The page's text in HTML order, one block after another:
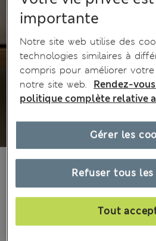
38 les commentaires reçus
8.95 €-14.00 €
Tous les prix incluent les taxes et les frais
importante
Notre site web utilise des
technologies similaires à
compris pour améliorer
notre site web.
Rendez-
politique complète relative
Refuser tous
Tout
Gérer les